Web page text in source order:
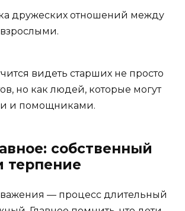
дружеских отношений между
видеть старших не просто
но как людей, которые могут
и помощниками.
собственный
терпение
— процесс длительный